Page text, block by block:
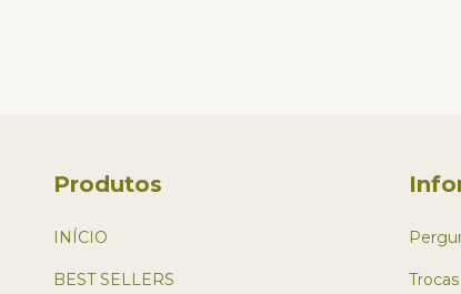
Produtos
INÍCIO
BEST SELLERS